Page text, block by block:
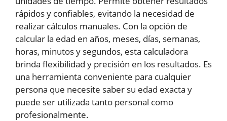
rápidos y confiables, evitando la necesidad de
realizar cálculos manuales. Con la opción de
calcular la edad en años, meses, días, semanas,
horas, minutos y segundos, esta calculadora
brinda flexibilidad y precisión en los resultados. Es
una herramienta conveniente para cualquier
persona que necesite saber su edad exacta y
puede ser utilizada tanto personal como
profesionalmente.